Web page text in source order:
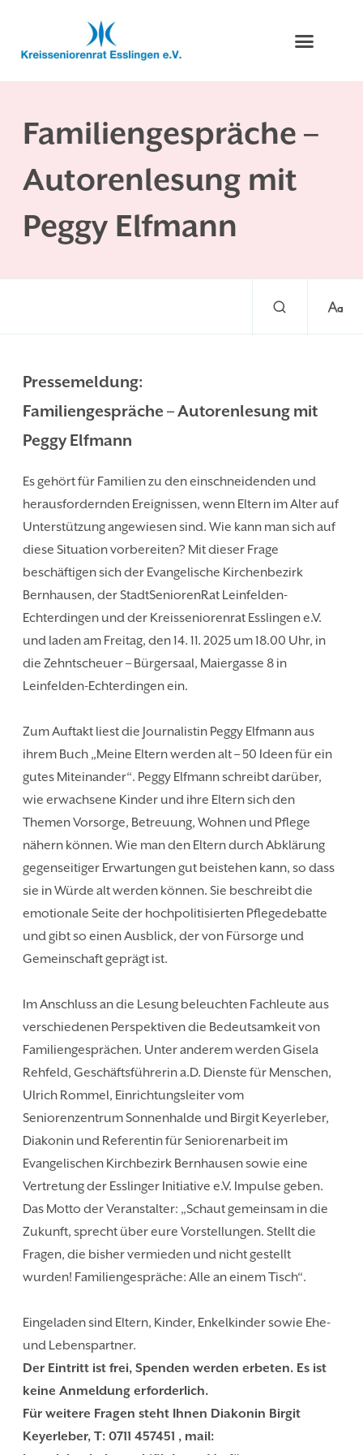
Familiengespräche –
Autorenlesung mit
Peggy Elfmann
Pressemeldung:
Familiengespräche – Autorenlesung mit
Peggy Elfmann
Es gehört für Familien zu den einschneidenden und
herausfordernden Ereignissen, wenn Eltern im Alter auf
Unterstützung angewiesen sind. Wie kann man sich auf
diese Situation vorbereiten? Mit dieser Frage
beschäftigen sich der Evangelische Kirchenbezirk
Bernhausen, der StadtSeniorenRat Leinfelden-
Echterdingen und der Kreisseniorenrat Esslingen e.V.
und laden am Freitag, den 14. 11. 2025 um 18.00 Uhr, in
die Zehntscheuer – Bürgersaal, Maiergasse 8 in
Leinfelden-Echterdingen ein.
Zum Auftakt liest die Journalistin Peggy Elfmann aus
ihrem Buch „Meine Eltern werden alt – 50 Ideen für ein
gutes Miteinander“. Peggy Elfmann schreibt darüber,
wie erwachsene Kinder und ihre Eltern sich den
Themen Vorsorge, Betreuung, Wohnen und Pflege
nähern können. Wie man den Eltern durch Abklärung
gegenseitiger Erwartungen gut beistehen kann, so dass
sie in Würde alt werden können. Sie beschreibt die
emotionale Seite der hochpolitisierten Pflegedebatte
und gibt so einen Ausblick, der von Fürsorge und
Gemeinschaft geprägt ist.
Im Anschluss an die Lesung beleuchten Fachleute aus
verschiedenen Perspektiven die Bedeutsamkeit von
Familiengesprächen. Unter anderem werden Gisela
Rehfeld, Geschäftsführerin a.D. Dienste für Menschen,
Ulrich Rommel, Einrichtungsleiter vom
Seniorenzentrum Sonnenhalde und Birgit Keyerleber,
Diakonin und Referentin für Seniorenarbeit im
Evangelischen Kirchbezirk Bernhausen sowie eine
Vertretung der Esslinger Initiative e.V. Impulse geben.
Das Motto der Veranstalter: „Schaut gemeinsam in die
Zukunft, sprecht über eure Vorstellungen. Stellt die
Fragen, die bisher vermieden und nicht gestellt
wurden! Familiengespräche: Alle an einem Tisch“.
Eingeladen sind Eltern, Kinder, Enkelkinder sowie Ehe-
und Lebenspartner.
Der Eintritt ist frei, Spenden werden erbeten. Es ist
keine Anmeldung erforderlich.
Für weitere Fragen steht Ihnen Diakonin Birgit
Keyerleber, T: 0711 457451 , mail: